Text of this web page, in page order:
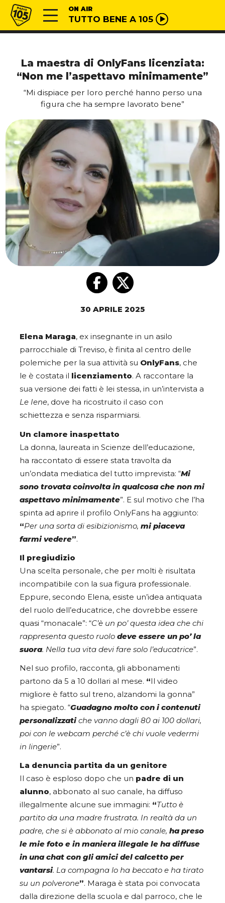
Vai al contenuto
Radio 105 ON AIR
TUTTO BENE A 105
La maestra di OnlyFans licenziata:
“Non me l’aspettavo minimamente”
“Mi dispiace per loro perché hanno perso una
figura che ha sempre lavorato bene”
30 APRILE 2025
Elena Maraga, ex insegnante in un asilo
parrocchiale di Treviso, è finita al centro delle
polemiche per la sua attività su OnlyFans, che
le è costata il
licenziamento. A raccontare la
sua versione dei fatti è lei stessa, in un’intervista a
Le Iene, dove ha ricostruito il caso con
schiettezza e senza risparmiarsi.
Un clamore inaspettato
La donna, laureata in Scienze dell’educazione,
ha raccontato di essere stata travolta da
un’ondata mediatica del tutto imprevista: “Mi
sono trovata coinvolta in qualcosa che non mi
aspettavo minimamente”. E sul motivo che l’ha
spinta ad aprire il profilo OnlyFans ha aggiunto:
“Per una sorta di esibizionismo, mi piaceva
farmi vedere”.
Il pregiudizio
Una scelta personale, che per molti è risultata
incompatibile con la sua figura professionale.
Eppure, secondo Elena, esiste un’idea antiquata
del ruolo dell’educatrice, che dovrebbe essere
quasi “monacale”: “C’è un po’ questa idea che chi
rappresenta questo ruolo deve essere un po’ la
suora. Nella tua vita devi fare solo l’educatrice”.
Nel suo profilo, racconta, gli abbonamenti
partono da 5 a 10 dollari al mese. “Il video
migliore è fatto sul treno, alzandomi la gonna”
ha spiegato. “Guadagno molto con i contenuti
personalizzatiche vanno dagli 80 ai 100 dollari,
poi con le webcam perché c’è chi vuole vedermi
in lingerie”.
La denuncia partita da un genitore
Il caso è esploso dopo che un padre di un
alunno, abbonato al suo canale, ha diffuso
illegalmente alcune sue immagini: “Tutto è
partito da una madre frustrata. In realtà da un
padre, che si è abbonato al mio canale, ha preso
le mie foto e in maniera illegale le ha diffuse
in una chat con gli amici del calcetto per
vantarsi. La compagna lo ha beccato e ha tirato
su un polverone”. Maraga è stata poi convocata
dalla direzione della scuola e dal parroco, che le